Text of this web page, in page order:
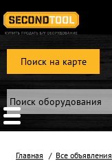
Поиск на карте
Главная Все объявления